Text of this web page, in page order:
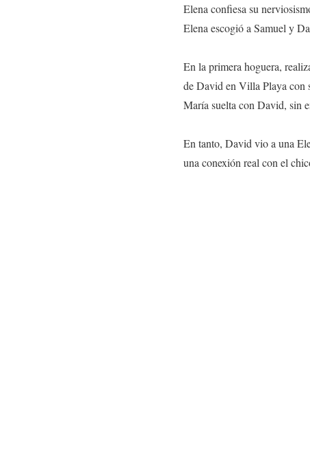
Elena confiesa su
Elena escogió a Samuel y
En la primera hoguera,
de David en Villa Playa con
María suelta con David, sin
En tanto, David vio a una
una conexión real con el